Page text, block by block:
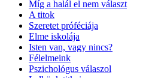
Míg a halál el nem választ
A titok
Szeretet próféciája
Elme iskolája
Isten van, vagy nincs?
Félelmeink
Pszichológus válaszol